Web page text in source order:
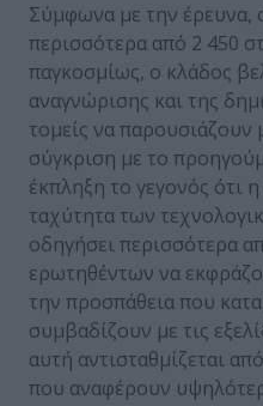
Σύμφωνα με την έρευνα,
περισσότερα από 2 450
παγκοσμίως, ο κλάδος
αναγνώρισης και της
τομείς να παρουσιάζουν
σύγκριση με το
έκπληξη το γεγονός ότι
ταχύτητα των
οδηγήσει περισσότερα
ερωτηθέντων να
την προσπάθεια που
συμβαδίζουν με τις
αυτή αντισταθμίζεται
που αναφέρουν